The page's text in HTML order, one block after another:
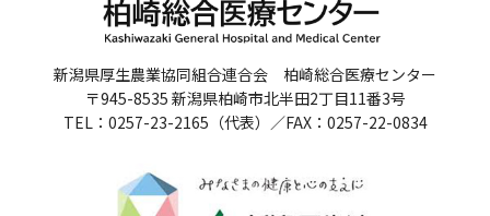
医療関係者の方へ
病院誌
個人情報保護方針
新潟県厚生農業協同組合連合会 柏崎総合医療センター
〒945-8535 新潟県柏崎市北半田2丁目11番3号
TEL：0257-23-2165（代表）／FAX：0257-22-0834